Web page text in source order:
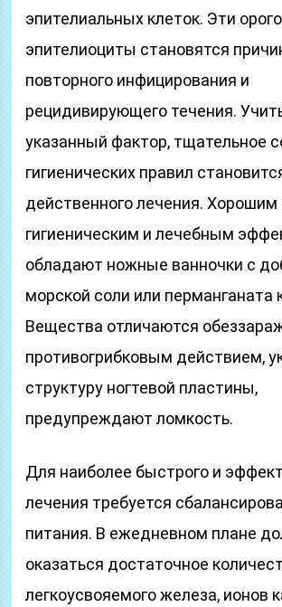
эпителиальных клеток. Эти
эпителиоциты становятся
повторного инфицирования и
рецидивирующего течения.
указанный фактор, тщательное
гигиенических правил
действенного лечения. Хорошим
гигиеническим и лечебным
обладают ножные ванночки с
морской соли или перманганата
Вещества отличаются
противогрибковым действием,
структуру ногтевой пластины,
предупреждают ломкость.
Для наиболее быстрого и
лечения требуется
питания. В ежедневном плане
оказаться достаточное
легкоусвояемого железа, ионов